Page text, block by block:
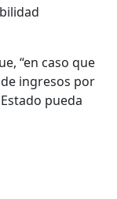
“en caso que
ingresos por
pueda